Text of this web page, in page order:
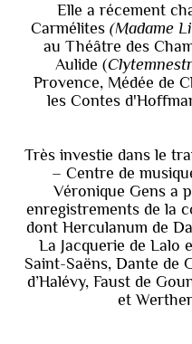
Elle a récement
Carmélites (Madame
au Théâtre des
Aulide (
Provence, Médée de
les Contes
Très investie dans le
– Centre de
Véronique Gens a
enregistrements de la
dont Herculanum de
La Jacquerie de Lalo
Saint-Saëns, Dante de
d’Halévy, Faust de
et